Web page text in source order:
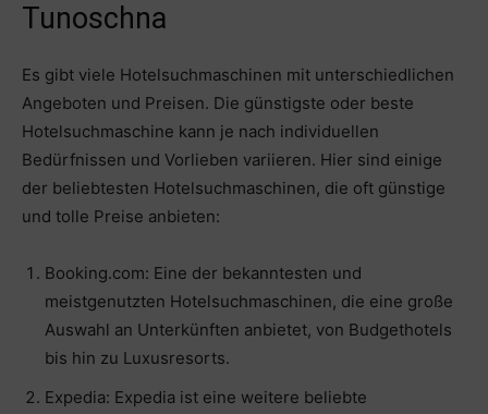
Tunoschna
Es gibt viele Hotelsuchmaschinen mit unterschiedlichen
Angeboten und Preisen. Die günstigste oder beste
Hotelsuchmaschine kann je nach individuellen
Bedürfnissen und Vorlieben variieren. Hier sind einige
der beliebtesten Hotelsuchmaschinen, die oft günstige
und tolle Preise anbieten:
Booking.com: Eine der bekanntesten und
meistgenutzten Hotelsuchmaschinen, die eine große
Auswahl an Unterkünften anbietet, von Budgethotels
bis hin zu Luxusresorts.
Expedia: Expedia ist eine weitere beliebte